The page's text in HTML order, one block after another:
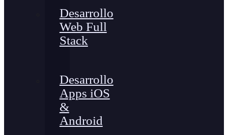
Desarrollo
Web Full
Stack
Desarrollo
Apps iOS
&
Android